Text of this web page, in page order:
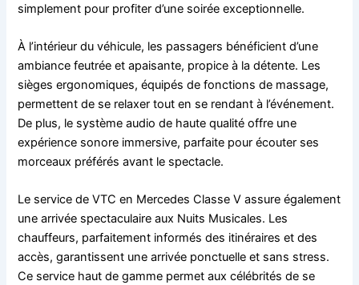
simplement pour profiter d’une soirée exceptionnelle.
À l’intérieur du véhicule, les passagers bénéficient d’une
ambiance feutrée et apaisante, propice à la détente. Les
sièges ergonomiques, équipés de fonctions de massage,
permettent de se relaxer tout en se rendant à l’événement.
De plus, le système audio de haute qualité offre une
expérience sonore immersive, parfaite pour écouter ses
morceaux préférés avant le spectacle.
Le service de VTC en Mercedes Classe V assure également
une arrivée spectaculaire aux Nuits Musicales. Les
chauffeurs, parfaitement informés des itinéraires et des
accès, garantissent une arrivée ponctuelle et sans stress.
Ce service haut de gamme permet aux célébrités de se